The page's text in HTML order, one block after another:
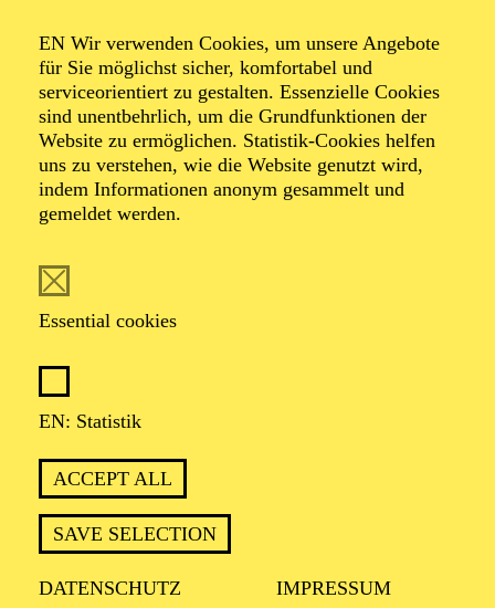
EN Wir verwenden Cookies, um unsere Angebote
für Sie möglichst sicher, komfortabel und
serviceorientiert zu gestalten. Essenzielle Cookies
sind unentbehrlich, um die Grundfunktionen der
Website zu ermöglichen. Statistik-Cookies helfen
uns zu verstehen, wie die Website genutzt wird,
indem Informationen anonym gesammelt und
gemeldet werden.
Essential cookies
EN: Statistik
ACCEPT ALL
SAVE SELECTION
DATENSCHUTZ IMPRESSUM
Organiser: Theater-, Konzert- u. Gastspieldirektion OTTO
HOFNER GMBH
TICKETS
55,20 52,70€
EN: SCHAUSPIEL ESSEN
05.09.2026
19:30 - 21:30
BLICK AUF DEN IRAN –
STIMMEN ZUR AKTUELLEN
LAGE
TICKETS
8,00€